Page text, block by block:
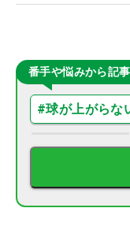
番手や悩みから記
#球が上がらな